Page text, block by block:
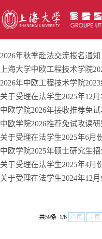
2026年秋季赴法交流报名通知
上海大学中欧工程技术学院
2026年中欧工程技术学院
关于受理在法学生2025年12
中欧学院2026年接收推荐免
中欧学院2026推荐免试攻读
关于受理在法学生2025年6月
中欧学院2025年硕士研究生
关于受理在法学生2025年4月
关于受理在法学生2024年12
共59条 1/6 首页 上页